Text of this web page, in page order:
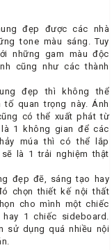
đẹp được các nhà
tone màu sáng. Tuy
những gam màu độc
cũng như các thành
đẹp thì không thể
quan trọng này. Ánh
có thể xuất phát từ
1 không gian để các
múa thì có thể lắp
là 1 trải nghiệm thật
đẹp đẽ, sáng tạo hay
chọn thiết kế nội thất
cho mình một chiếc
1 chiếc sideboard.
sử dụng quá nhiều nội